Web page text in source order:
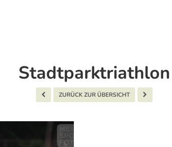
Stadtparktriathlon
ZURÜCK ZUR ÜBERSICHT